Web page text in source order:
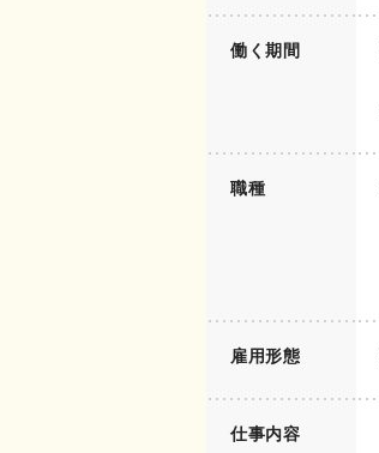
働く期間
職種
雇用形態
仕事内容